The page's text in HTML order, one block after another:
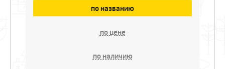
по названию
по цене
по наличию